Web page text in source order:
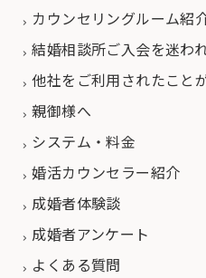
カウンセリングルーム紹
結婚相談所ご入会を迷わ
他社をご利用されたこと
親御様へ
システム・料金
婚活カウンセラー紹介
成婚者体験談
成婚者アンケート
よくある質問